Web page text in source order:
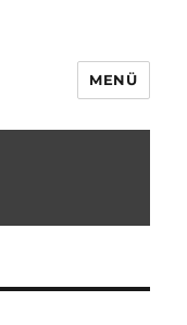
MENÜ